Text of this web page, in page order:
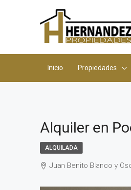
Inicio Propiedades
Alquiler en
ALQUILADA
Juan Benito Blanco y